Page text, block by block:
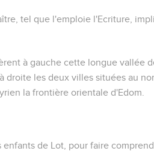
, tel que l'emploie l'Ecriture,
à gauche cette longue vallée
droite les deux villes situées au
la frontière orientale d'Edom.
enfants de Lot , pour faire